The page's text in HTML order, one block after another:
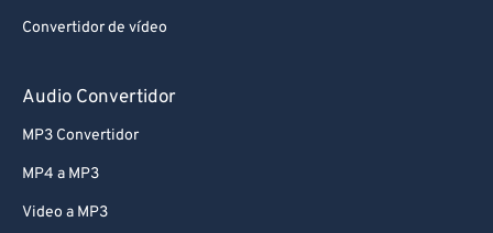
Convertidor de vídeo
Audio Convertidor
MP3 Convertidor
MP4 a MP3
Video a MP3